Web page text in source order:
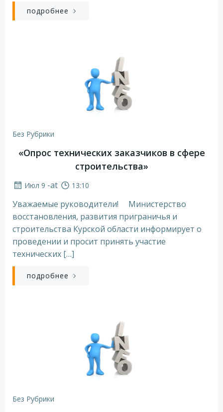
подробнее
Без Рубрики
«Опрос технических заказчиков в сфере
строительства»
Июл 9 -at 13:10
Уважаемые руководители! Министерство
восстановления, развития приграничья и
строительства Курской области информирует о
проведении и просит принять участие
технических […]
подробнее
Без Рубрики